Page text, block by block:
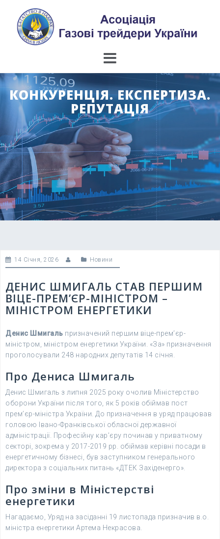
content
КОНКУРЕНЦІЯ. ЕКСПЕРТИЗА.
РЕПУТАЦІЯ
14 Січня, 2026 Новини
ДЕНИС ШМИГАЛЬ СТАВ ПЕРШИМ
ВІЦЕ-ПРЕМ’ЄР-МІНІСТРОМ –
МІНІСТРОМ ЕНЕРГЕТИКИ
Денис Шмигаль призначений першим віце-прем’єр-
міністром, міністром енергетики України. «За» призначення
проголосували 248 народних депутатів 14 січня.
Про Дениса Шмигаль
Денис Шмигаль з липня 2025 року очолив Міністерство
оборони України після того, як 5 років обіймав пост
прем’єр-міністра України. До призначення в уряд працював
головою Івано-Франківської обласної державної
адміністрації. Професійну кар’єру починав у приватному
секторі, зокрема у 2017-2019 рр. обіймав керівні посади в
енергетичному бізнесі, був заступником генерального
директора з соціальних питань «ДТЕК Західенерго».
Про зміни в Міністерстві
енергетики
Нагадаємо, Уряд на засіданні 19 листопада призначив в.о.
міністра енергетики Артема Некрасова.